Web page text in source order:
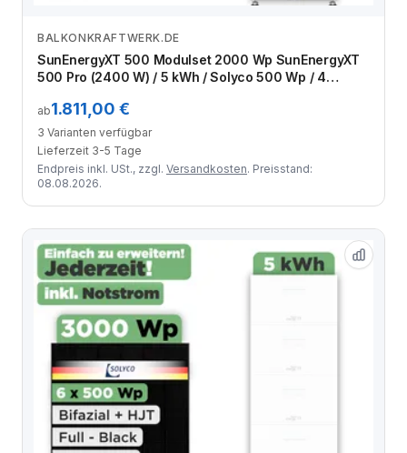
Zum Angebot
BALKONKRAFTWERK.DE
SunEnergyXT 500 Modulset 2000 Wp SunEnergyXT
500 Pro (2400 W) / 5 kWh / Solyco 500 Wp / 4
ab1.811,00 €
3 Varianten verfügbar
Lieferzeit 3-5 Tage
Endpreis inkl. USt., zzgl. Versandkosten. Preisstand:
08.08.2026.